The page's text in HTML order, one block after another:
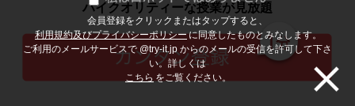
会員登録をクリックまたはタップすると、
利用規約及びプライバシーポリシーに同意したものとみなします。
ご利用のメールサービスで @try-it.jp からのメールの受信を許可して下さ
い。詳しくは
こちら をご覧ください。
ハイクオリティーな授業が見放題